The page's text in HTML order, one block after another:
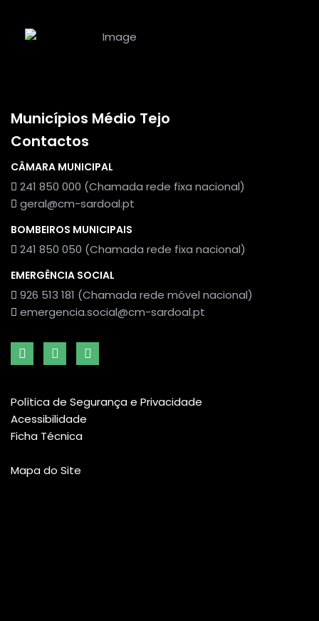
Municípios Médio Tejo
Contactos
CÂMARA MUNICIPAL
241 850 000 (Chamada rede fixa nacional)
geral@cm-sardoal.pt
BOMBEIROS MUNICIPAIS
241 850 050 (Chamada rede fixa nacional)
EMERGÊNCIA SOCIAL
926 513 181 (Chamada rede móvel nacional)
emergencia.social@cm-sardoal.pt
Política de Segurança e Privacidade
Acessibilidade
Ficha Técnica
Mapa do Site